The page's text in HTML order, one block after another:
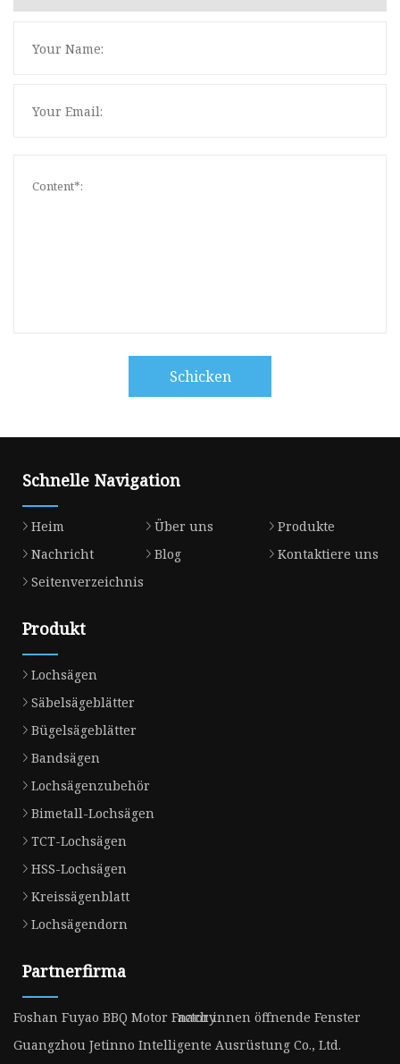
Schicken
Schnelle Navigation
Heim Über uns
Produkte
Nachricht
Blog
Kontaktiere uns
Seitenverzeichnis
Produkt
Lochsägen
Säbelsägeblätter
Bügelsägeblätter
Bandsägen
Lochsägenzubehör
Bimetall-Lochsägen
TCT-Lochsägen
HSS-Lochsägen
Kreissägenblatt
Lochsägendorn
Partnerfirma
Foshan Fuyao BBQ Motor Factorynach innen öffnende Fenster
Guangzhou Jetinno Intelligente Ausrüstung Co., Ltd.